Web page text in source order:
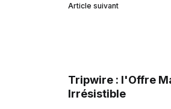
Article suivant
Tripwire : l'Offre
Irrésistible